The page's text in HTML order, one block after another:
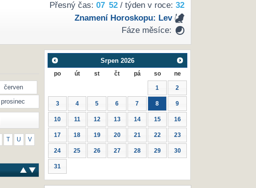
Přesný čas: 07 52/ týden v roce: 32
Znamení Horoskopu: Lev
Fáze měsíce:
červen
prosinec
T U V
Srpen 2026
po út st čt pá so ne
1 2
3 4 5 6 7 8 9
10 11 12 13 14 15 16
17 18 19 20 21 22 23
24 25 26 27 28 29 30
31